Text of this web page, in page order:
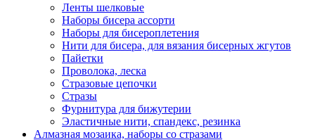
Ленты шелковые
Наборы бисера ассорти
Наборы для бисероплетения
Нити для бисера, для вязания бисерных жгутов
Пайетки
Проволока, леска
Стразовые цепочки
Стразы
Фурнитура для бижутерии
Эластичные нити, спандекс, резинка
Алмазная мозаика, наборы со стразами